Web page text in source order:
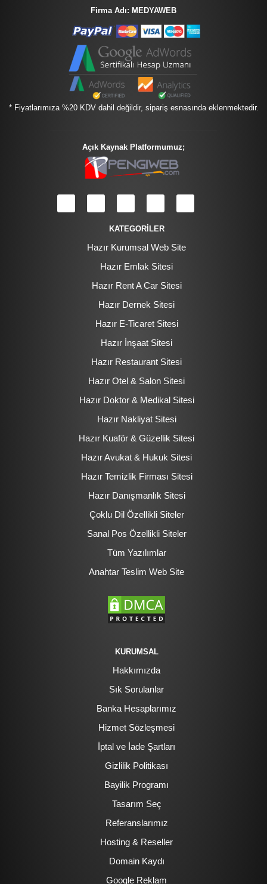
Firma Adı: MEDYAWEB
* Fiyatlarımıza %20 KDV dahil değildir, sipariş esnasında eklenmektedir.
Açık Kaynak Platformumuz;
KATEGORİLER
Hazır Kurumsal Web Site
Hazır Emlak Sitesi
Hazır Rent A Car Sitesi
Hazır Dernek Sitesi
Hazır E-Ticaret Sitesi
Hazır İnşaat Sitesi
Hazır Restaurant Sitesi
Hazır Otel & Salon Sitesi
Hazır Doktor & Medikal Sitesi
Hazır Nakliyat Sitesi
Hazır Kuaför & Güzellik Sitesi
Hazır Avukat & Hukuk Sitesi
Hazır Temizlik Firması Sitesi
Hazır Danışmanlık Sitesi
Çoklu Dil Özellikli Siteler
Sanal Pos Özellikli Siteler
Tüm Yazılımlar
Anahtar Teslim Web Site
KURUMSAL
Hakkımızda
Sık Sorulanlar
Banka Hesaplarımız
Hizmet Sözleşmesi
İptal ve İade Şartları
Gizlilik Politikası
Bayilik Programı
Tasarım Seç
Referanslarımız
Hosting & Reseller
Domain Kaydı
Google Reklam